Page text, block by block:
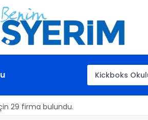
29 firma bulundu.